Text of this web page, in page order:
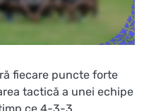
fiecare puncte forte
tactică a unei echipe